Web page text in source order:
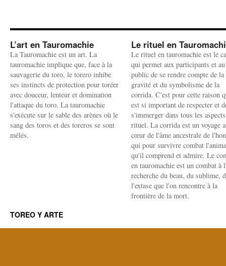
L’art en Tauromachie
La Tauromachie est un art. La
tauromachie implique que, face à la
sauvagerie du toro, le torero inhibe
ses instincts de protection pour toréer
avec douceur, lenteur et domination
l'attaque du toro. La tauromachie
s'exécute sur le sable des arènes où le
sang des toros et des toreros se sont
mêlés.
Le rituel en
Le rituel en tauromachie est le
qui permet aux participants et au
public de se rendre compte de la
gravité et du symbolisme de la
corrida. C'est pour cette raison
est si important de respecter et
s'immerger dans tous les
rituel. La corrida est un voyage
cœur de l'âme ancestrale de
qui pour survivre combat
qu'il comprend et admire. Le
en tauromachie est un combat à
recherche du beau, du sublime,
l'extase que l'on rencontre à la
frontière de la mort.
TOREO Y ARTE